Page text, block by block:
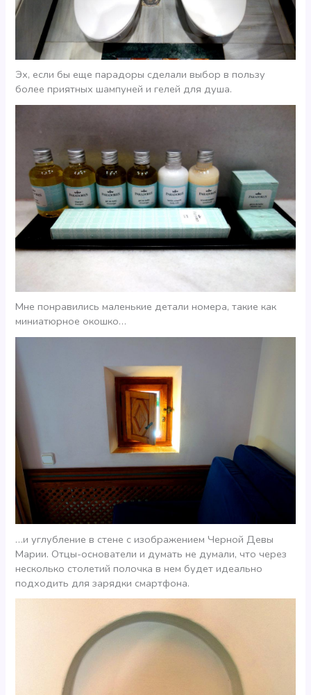
Эх, если бы еще парадоры сделали выбор в пользу
более приятных шампуней и гелей для душа.
Мне понравились маленькие детали номера, такие как
миниатюрное окошко…
…и углубление в стене с изображением Черной Девы
Марии. Отцы-основатели и думать не думали, что через
несколько столетий полочка в нем будет идеально
подходить для зарядки смартфона.